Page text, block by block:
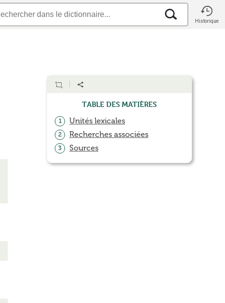
Historique
Table des matières
1 Unités lexicales
2 Recherches associées
3 Sources